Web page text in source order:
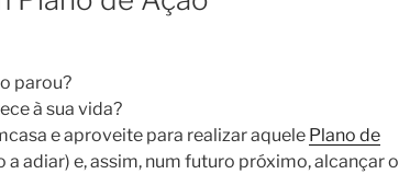
Certificação
parou?
à sua vida?
e aproveite para realizar aquele Plano de
a adiar) e, assim, num futuro próximo, alcançar o